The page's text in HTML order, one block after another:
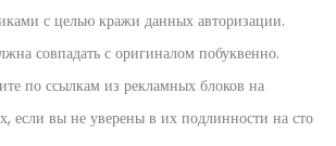
с целью кражи данных авторизации.
совпадать с оригиналом побуквенно.
по ссылкам из рекламных блоков на
если вы не уверены в их подлинности на сто